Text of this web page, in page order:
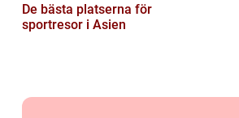
De bästa platserna för
sportresor i Asien